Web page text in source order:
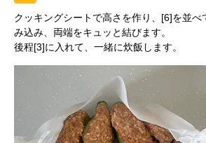
クッキングシートで高さを作り、[6]を並べ
み込み、両端をキュッと結びます。
後程[3]に入れて、一緒に炊飯します。